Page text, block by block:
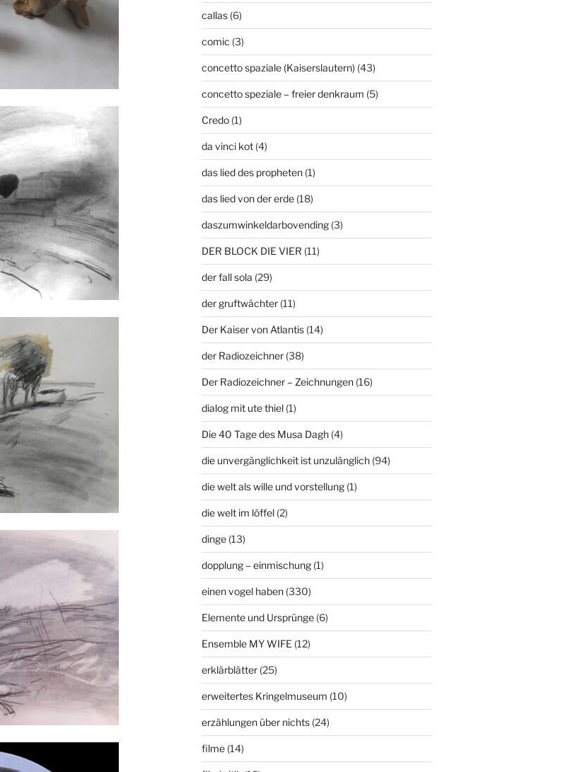
callas(6)
comic (3)
concetto spaziale (Kaiserslautern) (43)
concetto speziale – freier denkraum (5)
Credo(1)
da vinci kot(4)
das lied des propheten(1)
das lied von der erde(18)
daszumwinkeldarbovending(3)
DER BLOCK DIE VIER (11)
der fall sola (29)
der gruftwächter(11)
Der Kaiser von Atlantis(14)
der Radiozeichner(38)
Der Radiozeichner – Zeichnungen(16)
dialog mit ute thiel(1)
Die 40 Tage des Musa Dagh(4)
die unvergänglichkeit ist unzulänglich(94)
die welt als wille und vorstellung(1)
die welt im löffel(2)
dinge(13)
dopplung – einmischung(1)
einen vogel haben(330)
Elemente und Ursprünge(6)
Ensemble MY WIFE (12)
erklärblätter(25)
erweitertes Kringelmuseum (10)
erzählungen über nichts(24)
filme(14)